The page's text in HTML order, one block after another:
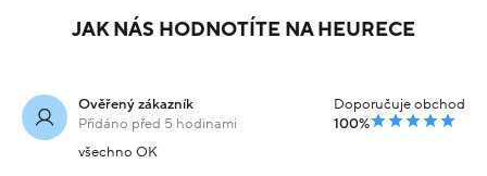
JAK NÁS HODNOTÍTE NA HEURECE
Ověřený zákazník
Přidáno před 5 hodinami
Doporučuje obchod
100%
všechno OK